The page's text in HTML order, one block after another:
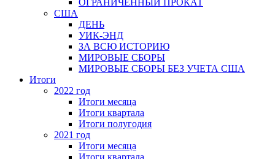
ОГРАНИЧЕННЫЙ ПРОКАТ
США
ДЕНЬ
УИК-ЭНД
ЗА ВСЮ ИСТОРИЮ
МИРОВЫЕ СБОРЫ
МИРОВЫЕ СБОРЫ БЕЗ УЧЕТА США
Итоги
2022 год
Итоги месяца
Итоги квартала
Итоги полугодия
2021 год
Итоги месяца